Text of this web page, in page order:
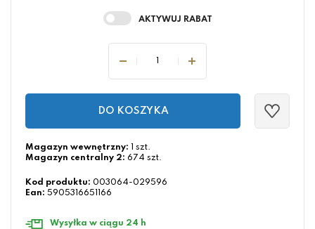
DO KOSZYKA
Magazyn wewnętrzny: 1 szt.
Magazyn centralny 2: 674 szt.
Kod produktu: 003064-029596
Ean: 5905316651166
Wysyłka w ciągu 24 h